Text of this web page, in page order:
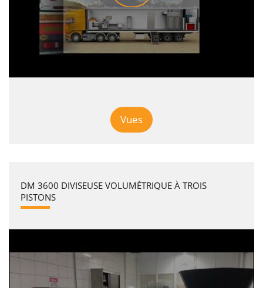
Vues
DM 3600 DIVISEUSE VOLUMÉTRIQUE À TROIS
PISTONS